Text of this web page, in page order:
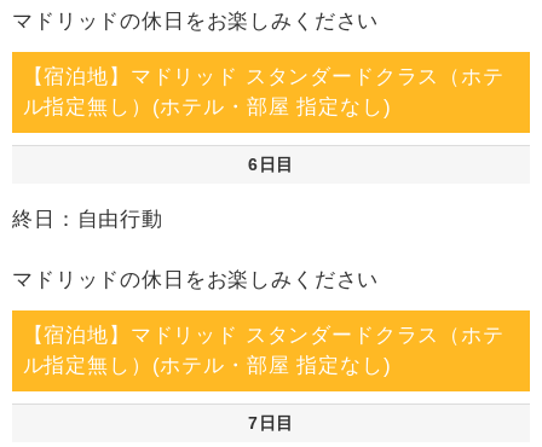
マドリッドの休日をお楽しみください
【宿泊地】マドリッド スタンダードクラス（ホテ
ル指定無し）(ホテル・部屋 指定なし)
6日目
終日：自由行動
マドリッドの休日をお楽しみください
【宿泊地】マドリッド スタンダードクラス（ホテ
ル指定無し）(ホテル・部屋 指定なし)
7日目